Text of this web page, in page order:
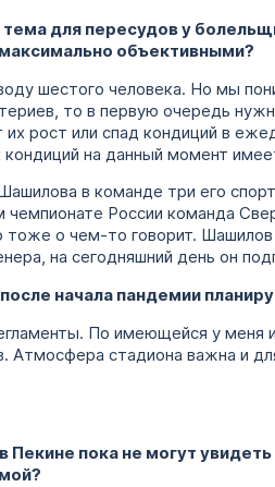
для пересудов у
объективными?
шестого человека. Но мы
то в первую очередь
их рост или спад кондиций в
на данный момент
в команде три его
России команда
о чем-то говорит.
на сегодняшний день он
начала пандемии
По имеющейся у
Атмосфера стадиона важна и
Пекине пока не могут